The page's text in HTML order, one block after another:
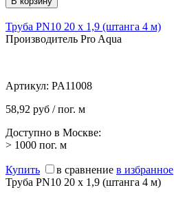
Труба PN10 20 х 1,9 (штанга 4 м)
Производитель Pro Aqua
Артикул: PA11008
58,92 руб / пог. м
Доступно в Москве:
> 1000 пог. м
Купить в сравнение в избранное
Труба PN10 20 х 1,9 (штанга 4 м)